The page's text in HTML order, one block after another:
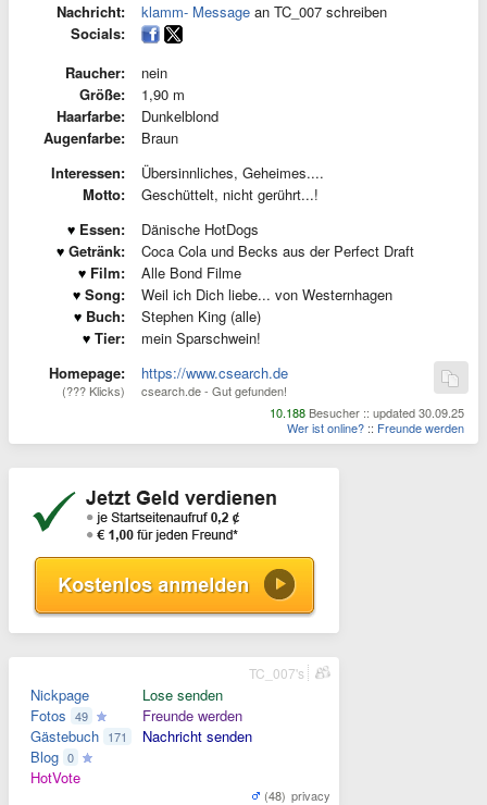
Nachricht: klamm- Message an TC_007 schreiben
Socials:
Raucher:
nein
Größe:
1,90 m
Haarfarbe:
Dunkelblond
Augenfarbe:
Braun
Interessen:
Übersinnliches, Geheimes....
Motto:
Geschüttelt, nicht gerührt...!
Essen:
Dänische HotDogs
Getränk:
Coca Cola und Becks aus der Perfect Draft
Film:
Alle Bond Filme
Song:
Weil ich Dich liebe... von Westernhagen
Buch:
Stephen King (alle)
Tier:
mein Sparschwein!
Homepage:
(??? Klicks)
https://www.csearch.de
csearch.de - Gut gefunden!
10.188 Besucher :: updated 30.09.25
Wer ist online? :: Freunde werden
Nickpage
Fotos 49
Gästebuch 171
Blog 0
HotVote
Lose senden
Freunde werden
Nachricht senden
(48) privacy
TC_007's